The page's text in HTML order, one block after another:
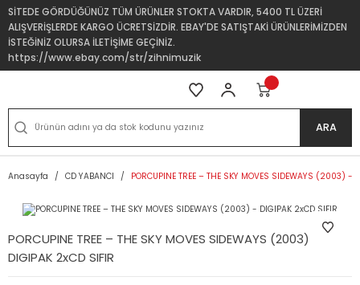
SİTEDE GÖRDÜĞÜNÜZ TÜM ÜRÜNLER STOKTA VARDIR, 5400 TL ÜZERİ
ALIŞVERİŞLERDE KARGO ÜCRETSİZDİR. EBAY'DE SATIŞTAKİ ÜRÜNLERİMİZDEN
İSTEĞİNİZ OLURSA İLETİŞİME GEÇİNİZ.
https://www.ebay.com/str/zihnimuzik
ARA
Anasayfa CD YABANCI PORCUPINE TREE – THE SKY MOVES SIDEWAYS (2003) -
PORCUPINE TREE – THE SKY MOVES SIDEWAYS (2003) -
DIGIPAK 2xCD SIFIR